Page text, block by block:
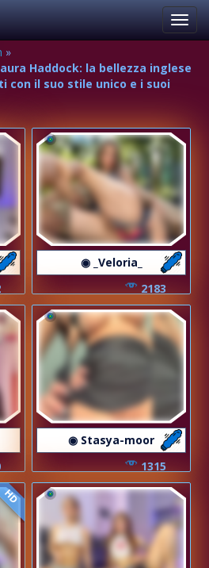
»
Haddock: la bellezza inglese
con il suo stile unico e i suoi
◉ _Veloria_
2183
◉ Stasya-moor
1315
HD